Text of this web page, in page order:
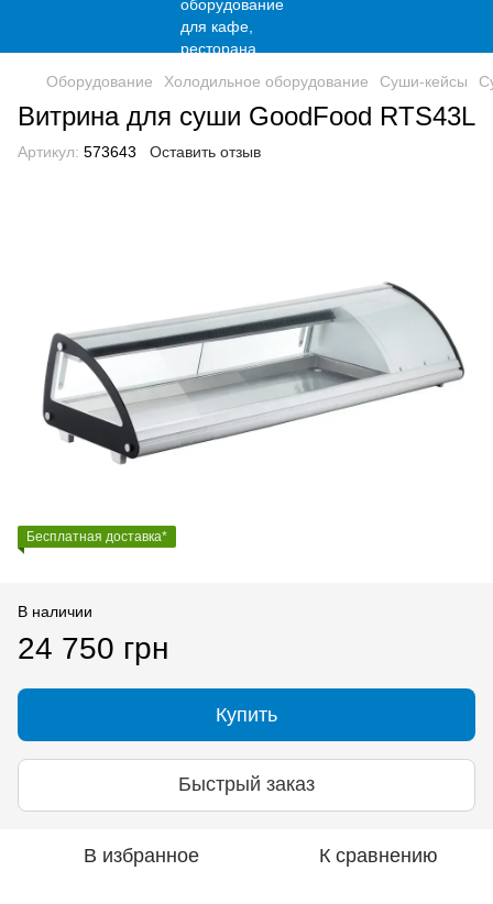
Оборудование Холодильное оборудование Суши-кейсы
Витрина для суши GoodFood RTS43L
Артикул: 573643 Оставить отзыв
Бесплатная доставка*
В наличии
24 750 грн
Купить
Быстрый заказ
В избранное К сравнению